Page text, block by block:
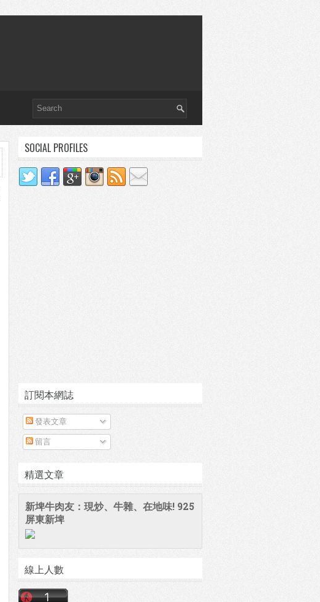
SOCIAL PROFILES
訂閱本網誌
發表文章
留言
精選文章
新埤牛肉友：現炒、牛雜、在地味! 925
屏東新埤
線上人數